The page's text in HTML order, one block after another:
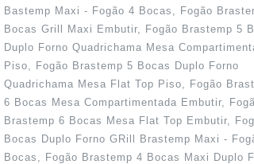
Bastemp Maxi - Fogão 4 Bocas, Fogão
Bocas Grill Maxi Embutir, Fogão Brastemp 5
Duplo Forno Quadrichama Mesa
Piso, Fogão Brastemp 5 Bocas Duplo Forno
Quadrichama Mesa Flat Top Piso, Fogão
6 Bocas Mesa Compartimentada Embutir,
Brastemp 6 Bocas Mesa Flat Top Embutir,
Bocas Duplo Forno GRill Brastemp Maxi -
Bocas, Fogão Brastemp 4 Bocas Maxi Duplo